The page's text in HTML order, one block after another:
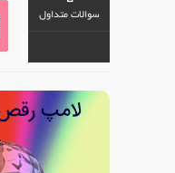
سوالات متداول